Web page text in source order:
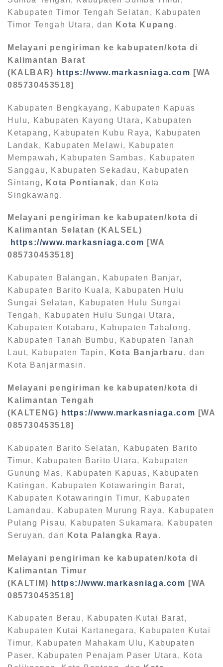
Kabupaten Timor Tengah Selatan, Kabupaten
Timor Tengah Utara, dan
Kota Kupang .
Melayani pengiriman ke kabupaten/kota di
Kalimantan Barat
(KALBAR) https://www.markasniaga.com [WA
085730453518]
Kabupaten Bengkayang, Kabupaten Kapuas
Hulu, Kabupaten Kayong Utara, Kabupaten
Ketapang, Kabupaten Kubu Raya, Kabupaten
Landak, Kabupaten Melawi, Kabupaten
Mempawah, Kabupaten Sambas, Kabupaten
Sanggau, Kabupaten Sekadau, Kabupaten
Sintang,
Kota Pontianak, dan Kota
Singkawang.
Melayani pengiriman ke kabupaten/kota di
Kalimantan Selatan (KALSEL)
https://www.markasniaga.com [WA
085730453518]
Kabupaten Balangan, Kabupaten Banjar,
Kabupaten Barito Kuala, Kabupaten Hulu
Sungai Selatan, Kabupaten Hulu Sungai
Tengah, Kabupaten Hulu Sungai Utara,
Kabupaten Kotabaru, Kabupaten Tabalong,
Kabupaten Tanah Bumbu, Kabupaten Tanah
Laut, Kabupaten Tapin,
Kota Banjarbaru , dan
Kota Banjarmasin.
Melayani pengiriman ke kabupaten/kota di
Kalimantan Tengah
(KALTENG) https://www.markasniaga.com [WA
085730453518]
Kabupaten Barito Selatan, Kabupaten Barito
Timur, Kabupaten Barito Utara, Kabupaten
Gunung Mas, Kabupaten Kapuas, Kabupaten
Katingan, Kabupaten Kotawaringin Barat,
Kabupaten Kotawaringin Timur, Kabupaten
Lamandau, Kabupaten Murung Raya, Kabupaten
Pulang Pisau, Kabupaten Sukamara, Kabupaten
Seruyan, dan
Kota Palangka Raya.
Melayani pengiriman ke kabupaten/kota di
Kalimantan Timur
(KALTIM) https://www.markasniaga.com [WA
085730453518]
Kabupaten Berau, Kabupaten Kutai Barat,
Kabupaten Kutai Kartanegara, Kabupaten Kutai
Timur, Kabupaten Mahakam Ulu, Kabupaten
Paser, Kabupaten Penajam Paser Utara, Kota